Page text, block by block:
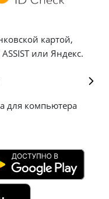
картой,
или Яндекс.
для компьютера